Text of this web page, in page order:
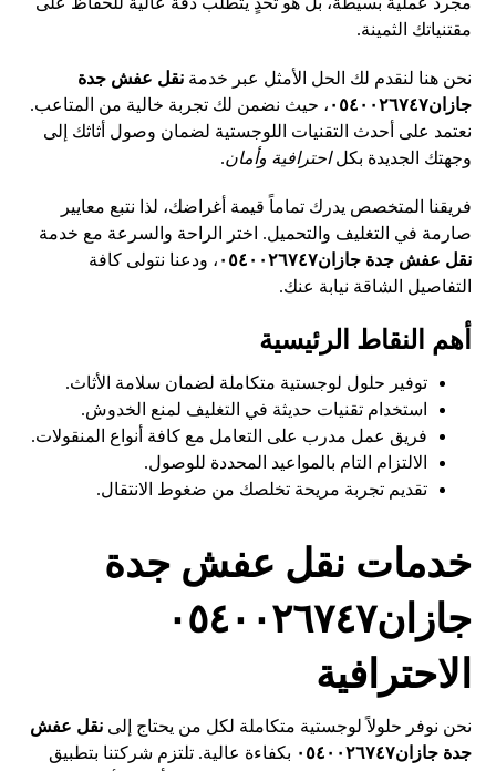
مقتنياتك الثمينة.
نحن هنا لنقدم لك الحل الأمثل عبر خدمةنقل عفش جدة
جازان٠٥٤٠٠٢٦٧٤٧
، حيث نضمن لك تجربة خالية من المتاعب.
نعتمد على أحدث التقنيات اللوجستية لضمان وصول أثاثك إلى
وجهتك الجديدة بكلاحترافية وأمان.
فريقنا المتخصص يدرك تماماً قيمة أغراضك، لذا نتبع معايير
صارمة في التغليف والتحميل. اختر الراحة والسرعة مع خدمة
نقل عفش جدة جازان٠٥٤٠٠٢٦٧٤٧
، ودعنا نتولى كافة
التفاصيل الشاقة نيابة عنك.
أهم النقاط الرئيسية
توفير حلول لوجستية متكاملة لضمان سلامة الأثاث.
استخدام تقنيات حديثة في التغليف لمنع الخدوش.
فريق عمل مدرب على التعامل مع كافة أنواع المنقولات.
الالتزام التام بالمواعيد المحددة للوصول.
تقديم تجربة مريحة تخلصك من ضغوط الانتقال.
خدمات نقل عفش جدة
جازان٠٥٤٠٠٢٦٧٤٧
الاحترافية
نحن نوفر حلولاً لوجستية متكاملة لكل من يحتاج إلىنقل عفش
جدة جازان٠٥٤٠٠٢٦٧٤٧
بكفاءة عالية. تلتزم شركتنا بتطبيق